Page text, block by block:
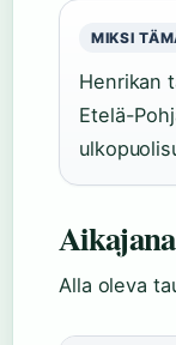
MIKSI
Henrikan
Etelä-
Aikajana
Alla oleva